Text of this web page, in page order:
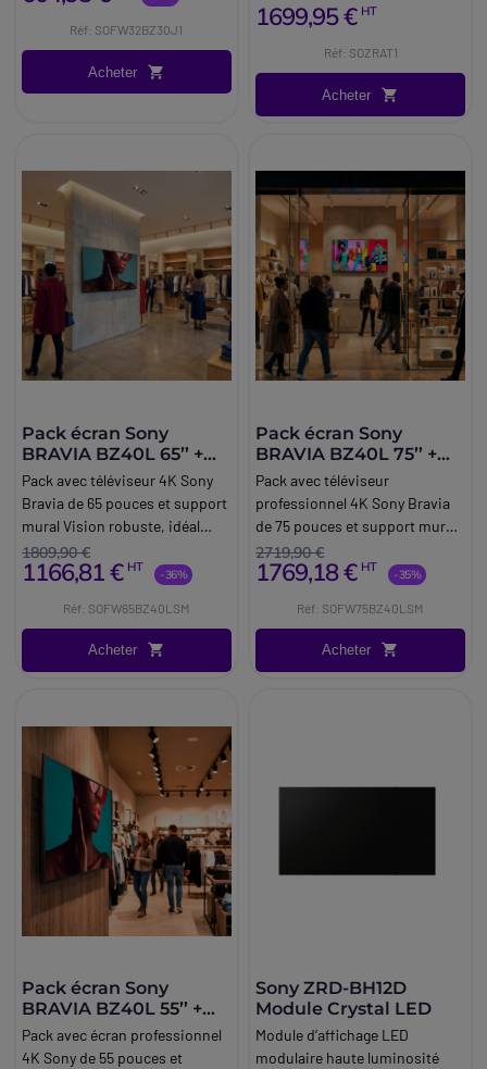
Réf: SOFW32BZ30J1
Acheter
distances et offrir une
d’intégration système.
1699,95 € HT
Réf: SOZRAT1
Acheter
Pack écran Sony
BRAVIA BZ40L 65’’ +
Support Vision VFM-
W4X4
Pack avec téléviseur 4K Sony
Bravia de 65 pouces et support
mural Vision robuste, idéal
pour l'affichage numérique et
les environnements
1809,90 €
1166,81 € HT -36%
Réf: SOFW65BZ40LSM
Acheter
Pack écran Sony
BRAVIA BZ40L 75’’ +
Support Vision VFM-
W4X4
Pack avec téléviseur
professionnel 4K Sony Bravia
de 75 pouces et support mural
Vision robuste, idéal pour
l'affichage numérique dans les
professionnels.
2719,90 €
1769,18 € HT -35%
Réf: SOFW75BZ40LSM
Acheter
Pack écran Sony
BRAVIA BZ40L 55’’ +
Support Vision VFM-
W4X4
Pack avec écran professionnel
4K Sony de 55 pouces et
Sony ZRD-BH12D
Module Crystal LED
Module d’affichage LED
modulaire haute luminosité